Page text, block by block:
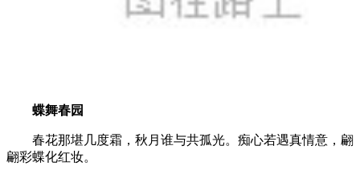
蝶舞春园
春花那堪几度霜，秋月谁与共孤光。痴心若遇真情意，翩
翩彩蝶化红妆。